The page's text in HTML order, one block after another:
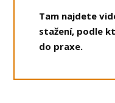
Tam najdete
stažení, podle
do praxe.